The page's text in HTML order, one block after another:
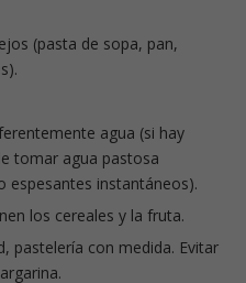
(pasta de sopa, pan,
agua (si hay
tomar agua pastosa
espesantes instantáneos).
los cereales y la fruta.
pastelería con medida. Evitar